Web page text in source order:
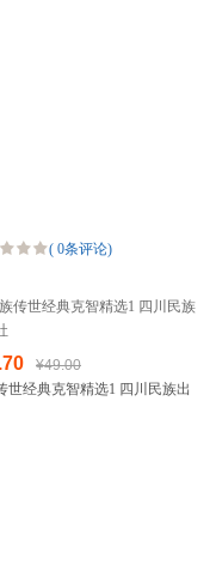
( 0条评论)
¥49.00
世经典克智精选1 四川民族出